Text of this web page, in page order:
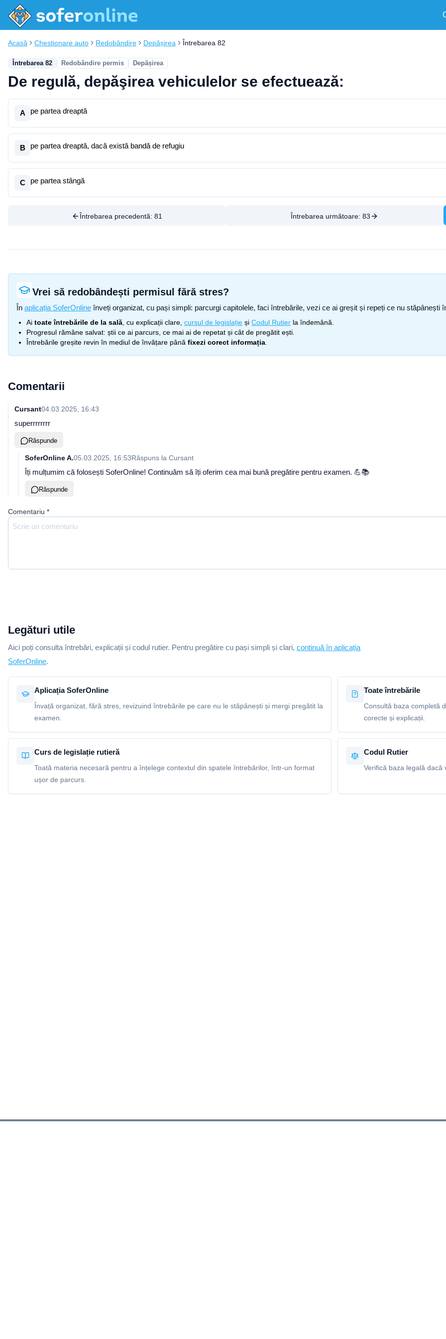
Acasă Chestionare auto Redobândire Depășirea Întrebarea 82
Întrebarea 82 Redobândire permis Depășirea
De regulă, depăşirea vehiculelor se efectuează:
A pe partea dreaptă
B pe partea dreaptă, dacă există bandă de refugiu
C pe partea stângă
Întrebarea precedentă: 81 Întrebarea următoare: 83
Vrei să redobândești permisul fără stres?
În aplicația SoferOnline înveți organizat, cu pași simpli: parcurgi capitolele, faci întrebările, vezi ce ai greșit și repeți ce nu
Ai toate întrebările de la sală , cu explicații clare, cursul de legislație și Codul Rutier la îndemână.
Progresul rămâne salvat: știi ce ai parcurs, ce mai ai de repetat și cât de pregătit ești.
Întrebările greșite revin în mediul de învățare până fixezi corect informația
Comentarii
Cursant04.03.2025, 16:43
superrrrrrrr
Răspunde
SoferOnline A.05.03.2025, 16:53Răspuns la Cursant
Îți mulțumim că folosești SoferOnline! Continuăm să îți oferim cea mai bună pregătire pentru examen. 💪📚
Răspunde
Comentariu *
Legături utile
Aici poți consulta întrebări, explicații și codul rutier. Pentru pregătire cu pași simpli și clari, continuă în aplicația
SoferOnline.
Aplicația SoferOnline
Învață organizat, fără stres, revizuind întrebările pe care nu le stăpânești și mergi pregătit la
examen.
Toate întrebările
Consultă baza completă
corecte și explicații.
Curs de legislație rutieră
Toată materia necesară pentru a înțelege contextul din spatele întrebărilor, într-un format
ușor de parcurs.
Codul Rutier
Verifică baza legală dacă